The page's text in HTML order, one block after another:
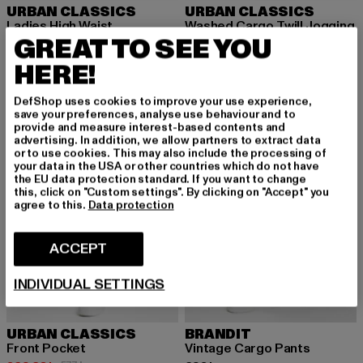
URBAN CLASSICS
Ladies High Waist
från374,22 kr
Nuvarande pris: Från 374,22 kr
693 krKampanjpris: 693 kr
URBAN CLASSICS
Washed Cargo Twill Jogging
från412,75 kr
Nuvarande pris: Från 412,75 kr
635 kr
-36%
URBAN CLASSICS
Front Pocket
NY
BRANDIT
Vintage Cargo Pants
GREAT TO SEE YOU
HERE!
DefShop uses cookies to improve your use experience,
save your preferences, analyse use behaviour and to
provide and measure interest-based contents and
advertising. In addition, we allow partners to extract data
or to use cookies. This may also include the processing of
your data in the USA or other countries which do not have
the EU data protection standard. If you want to change
this, click on "Custom settings". By clicking on "Accept" you
agree to this. Data protection
ACCEPT
INDIVIDUAL SETTINGS